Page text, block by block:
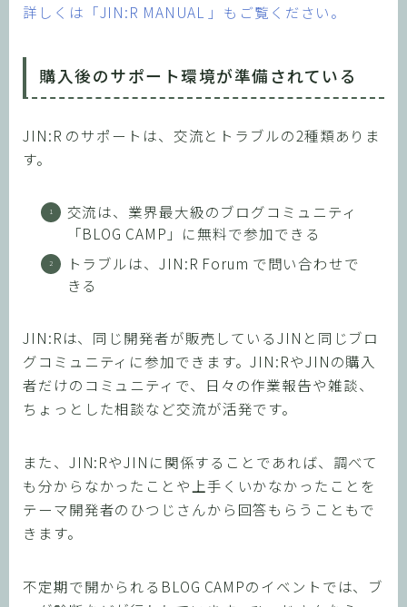
詳しくは「JIN:R MANUAL 」もご覧ください。
購入後のサポート環境が準備されている
JIN:R のサポートは、交流とトラブルの2種類ありま
す。
交流は、業界最大級のブログコミュニティ
「BLOG CAMP」に無料で参加できる
トラブルは、JIN:R Forum で問い合わせで
きる
JIN:Rは、同じ開発者が販売しているJINと同じブロ
グコミュニティに参加できます。JIN:RやJINの購入
者だけのコミュニティで、日々の作業報告や雑談、
ちょっとした相談など交流が活発です。
また、JIN:RやJINに関係することであれば、調べて
も分からなかったことや上手くいかなかったことを
テーマ開発者のひつじさんから回答もらうこともで
きます。
不定期で開かられるBLOG CAMPのイベントでは、ブ